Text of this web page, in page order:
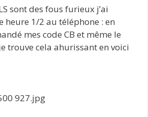
sont des fous furieux j’ai
heure 1/2 au téléphone : en
mes code CB et même le
trouve cela ahurissant en voici
927.jpg